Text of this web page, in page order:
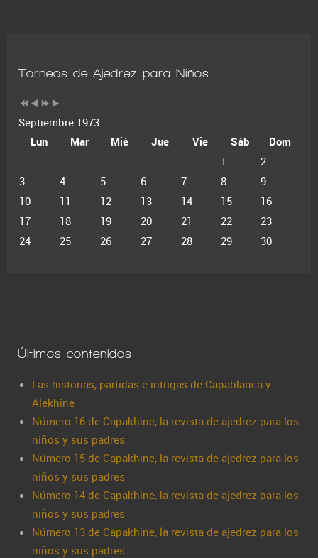
Torneos de Ajedrez para Niños
Septiembre 1973
Lun
Mar Mié Jue Vie Sáb
Dom
1
2
3
4 5 6 7 8
9
10
11 12 13 14 15
16
17
18 19 20 21 22
23
24
25 26 27 28 29 30
Últimos contenidos
Las historias, partidas e intrigas de Capablanca y
Alekhine
Número 16 de Capakhine, la revista de ajedrez para los
niños y sus padres
Número 15 de Capakhine, la revista de ajedrez para los
niños y sus padres
Número 14 de Capakhine, la revista de ajedrez para los
niños y sus padres
Número 13 de Capakhine, la revista de ajedrez para los
niños y sus padres